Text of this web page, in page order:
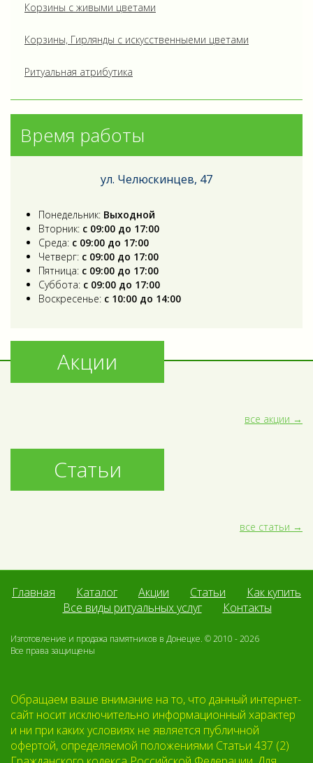
Корзины с живыми цветами
Корзины, Гирлянды с искусственныеми цветами
Ритуальная атрибутика
Время работы
ул. Челюскинцев, 47
Понедельник: Выходной
Вторник: с 09:00 до 17:00
Среда: с 09:00 до 17:00
Четверг: с 09:00 до 17:00
Пятница: с 09:00 до 17:00
Суббота: с 09:00 до 17:00
Воскресенье: с 10:00 до 14:00
Акции
все акции
Статьи
все статьи
Главная Каталог Акции Статьи
Как купить
Все виды ритуальных услуг
Контакты
Изготовление и продажа памятников в Донецке. © 2010 - 2026
Все права защищены
Обращаем ваше внимание на то, что данный интернет-
сайт носит исключительно информационный характер
и ни при каких условиях не является публичной
офертой, определяемой положениями Статьи 437 (2)